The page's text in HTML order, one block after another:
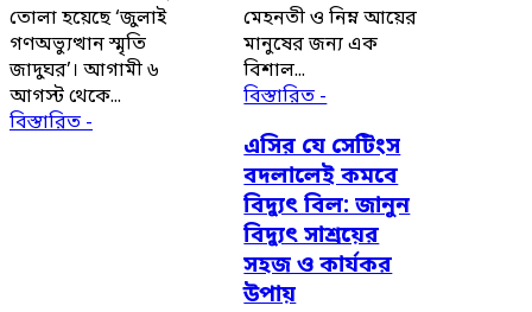
তোলা হয়েছে ‘জুলাই
গণঅভ্যুত্থান স্মৃতি
জাদুঘর’। আগামী ৬
আগস্ট থেকে...
বিস্তারিত -
মেহনতী ও নিম্ন আয়ের
মানুষের জন্য এক
বিশাল...
বিস্তারিত -
এসির যে সেটিংস
বদলালেই কমবে
বিদ্যুৎ বিল: জানুন
বিদ্যুৎ সাশ্রয়ের
সহজ ও কার্যকর
উপায়